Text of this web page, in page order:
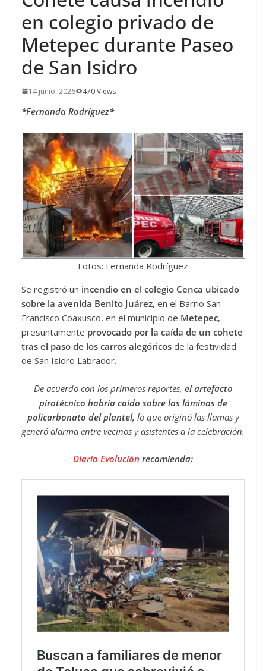
en colegio privado de
Metepec durante Paseo
de San Isidro
14 junio, 2026 470 Views
*Fernanda Rodríguez*
Fotos: Fernanda Rodríguez
Se registró un incendio en el colegio Cenca ubicado
sobre la avenida Benito Juárez, en el Barrio San
Francisco Coaxusco, en el municipio de Metepec,
presuntamente provocado por la caída de un cohete
tras el paso de los carros alegóricos de la festividad
de San Isidro Labrador.
De acuerdo con los primeros reportes, el artefacto
pirotécnico habría caído sobre las láminas de
policarbonato del plantel, lo que originó las llamas y
generó alarma entre vecinos y asistentes a la celebración.
Diario Evolución recomienda: